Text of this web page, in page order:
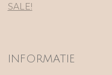
SALE!
INFORMATIE